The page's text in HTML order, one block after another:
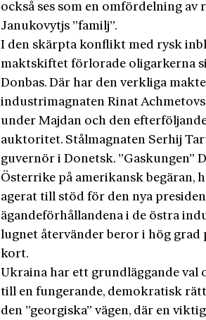
också ses som en omfördelning
Janukovytjs ”familj”.
I den skärpta konflikt med rysk
maktskiftet förlorade oligarkerna
Donbas. Där har den verkliga
industrimagnaten Rinat Achmetovs
under Majdan och den
auktoritet. Stålmagnaten Serhij
guvernör i Donetsk. ”Gaskungen”
Österrike på amerikansk begäran,
agerat till stöd för den nya
ägandeförhållandena i de östra
lugnet återvänder beror i hög grad
kort.
Ukraina har ett grundläggande val
till en fungerande, demokratisk
den ”georgiska” vägen, där en